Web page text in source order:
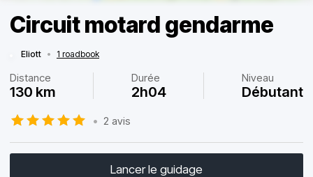
Circuit motard gendarme
Eliott • 1 roadbook
Distance
130 km
Durée
2h04
Niveau
Débutant
• 2 avis
Lancer le guidage